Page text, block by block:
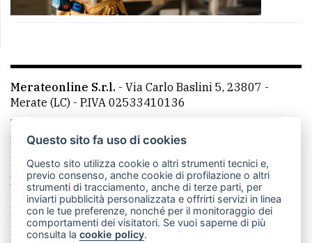
Merateonline S.r.l. - Via Carlo Baslini 5, 23807 -
Merate (LC) - P.IVA 02533410136
Telefono:
mail: redazione@merateonline.it
La redazione
CasateOnline LeccoOnline
RSS
Made by VIP
Privacy policy
Cookie policy
Rivedi le tue scelte sui cookie
Questo sito fa uso di cookies
Questo sito utilizza cookie o altri strumenti tecnici e,
previo consenso, anche cookie di profilazione o altri
strumenti di tracciamento, anche di terze parti, per
inviarti pubblicità personalizzata e offrirti servizi in linea
con le tue preferenze, nonché per il monitoraggio dei
comportamenti dei visitatori. Se vuoi saperne di più
consulta lacookie policy.